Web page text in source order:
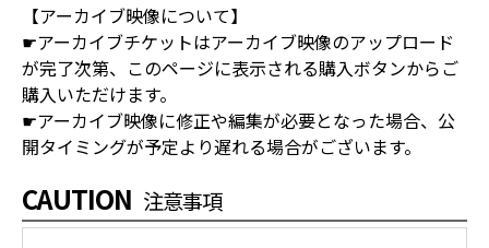
【アーカイブ映像について】
☛アーカイブチケットはアーカイブ映像のアップロード
が完了次第、このページに表示される購入ボタンからご
購入いただけます。
☛アーカイブ映像に修正や編集が必要となった場合、公
開タイミングが予定より遅れる場合がございます。
CAUTION 注意事項